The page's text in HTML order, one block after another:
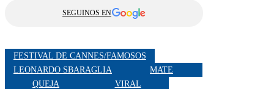
SEGUINOS EN
FESTIVAL DE CANNES/FAMOSOS
LEONARDO SBARAGLIA
MATE
QUEJA
VIRAL